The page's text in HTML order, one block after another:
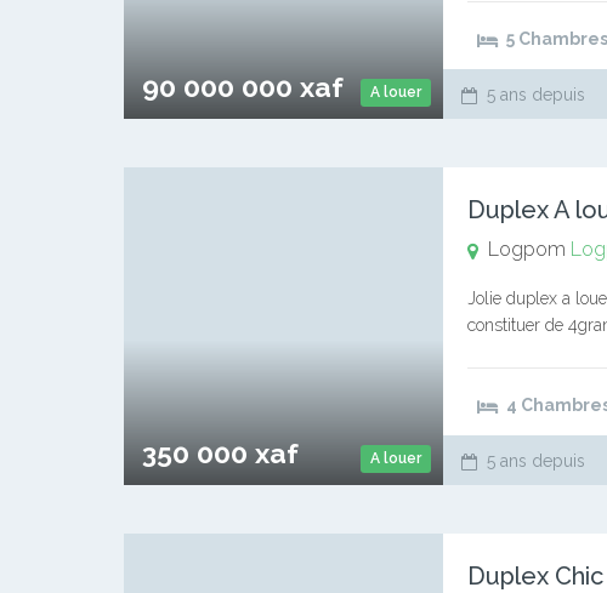
A louer
90 000 000 xaf
5 Chambres
5 ans depuis
A louer
350 000 xaf
Duplex A
Logpom
Jolie duplex a
constituer de
4
5 ans depuis